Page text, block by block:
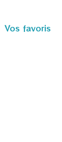
Vos favoris